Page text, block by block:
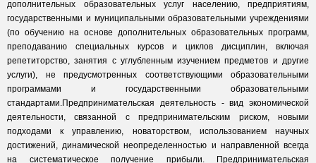
дополнительных образовательных услуг населению, предприятиям,
государственными и муниципальными образовательными учреждениями
(по обучению на основе дополнительных образовательных программ,
преподаванию специальных курсов и циклов дисциплин, включая
репетиторство, занятия с углубленным изучением предметов и другие
услуги), не предусмотренных соответствующими образовательными
программами и государственными образовательными
стандартами.Предпринимательская деятельность - вид экономической
деятельности, связанной с предпринимательским риском, новыми
подходами к управлению, новаторством, использованием научных
достижений, динамической неопределенностью и направленной всегда
на систематическое получение прибыли. Предпринимательская